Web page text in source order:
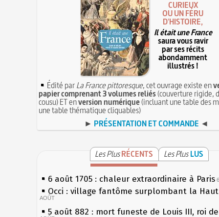
CURIEUX
OU UN FÉRU
D'HISTOIRE,
Il était une France
saura vous ravir
par ses récits
abondamment
illustrés !
Édité parLa France pittoresque, cet ouvrage existe en
papier comprenant 3 volumes reliés(couverture rigide,
cousu) ET enversion numérique(incluant une table des
une table thématique cliquables)
► PRÉSENTATION ET COMMANDE ◄
Les PlusRÉCENTS Les Plus LUS
6 août 1705 : chaleur extraordinaire à Paris
Occi : village fantôme surplombant la
AOÛT
5 août 882 : mort funeste de Louis III, roi